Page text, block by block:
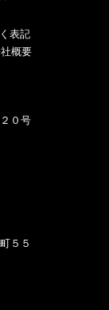
表記
概要
０号
５５